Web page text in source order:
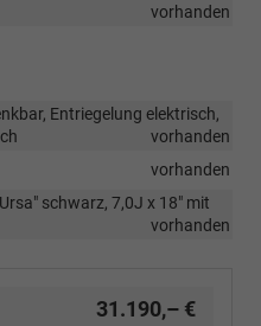
vorhanden
Entriegelung elektrisch,
vorhanden
vorhanden
schwarz, 7,0J x 18" mit
vorhanden
31.190,– €